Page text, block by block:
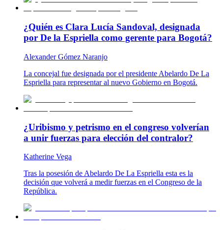
¿Quién es Clara Lucía Sandoval, designada
por De la Espriella como gerente para Bogotá?
Alexander Gómez Naranjo
La concejal fue designada por el presidente Abelardo De La
Espriella para representar al nuevo Gobierno en Bogotá.
¿Uribismo y petrismo en el congreso volverían
a unir fuerzas para elección del contralor?
Katherine Vega
Tras la posesión de Abelardo De La Espriella esta es la
decisión que volverá a medir fuerzas en el Congreso de la
República.